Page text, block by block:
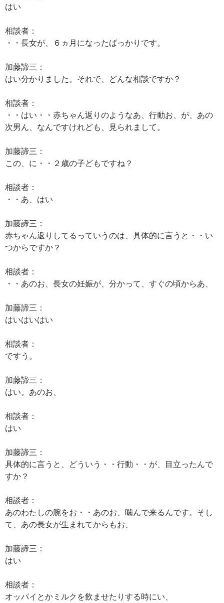
はい
相談者：
・・長女が、６ヵ月になったばっかりです。
加藤諦三：
はい分かりました。それで、どんな相談ですか？
相談者：
・・はい・・赤ちゃん返りのようなあ、行動お、が、あの
次男ん、なんですけれども、見られまして。
加藤諦三：
この、に・・２歳の子どもですね？
相談者：
・・あ、はい
加藤諦三：
赤ちゃん返りしてるっていうのは、具体的に言うと・・い
つからですか？
相談者：
・・あのお、長女の妊娠が、分かって、すぐの頃からあ、
加藤諦三：
はいはいはい
相談者：
ですう。
加藤諦三：
はい。あのお、
相談者：
はい
加藤諦三：
具体的に言うと、どういう・・行動・・が、目立ったんで
すか？
相談者：
あのわたしの腕をお・・あのお、噛んで来るんです。そし
て、あの長女が生まれてからもお、
加藤諦三：
はい
相談者：
オッパイとかミルクを飲ませたりする時にい、